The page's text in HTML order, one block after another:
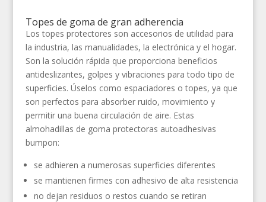
Topes de goma de gran adherencia
Los topes protectores son accesorios de utilidad para
la industria, las manualidades, la electrónica y el hogar.
Son la solución rápida que proporciona beneficios
antideslizantes, golpes y vibraciones para todo tipo de
superficies. Úselos como espaciadores o topes, ya que
son perfectos para absorber ruido, movimiento y
permitir una buena circulación de aire. Estas
almohadillas de goma protectoras autoadhesivas
bumpon:
se adhieren a numerosas superficies diferentes
se mantienen firmes con adhesivo de alta resistencia
no dejan residuos o restos cuando se retiran